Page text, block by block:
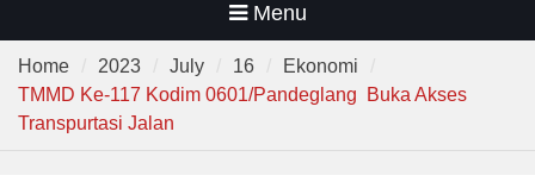
Menu
Home 2023 July 16
Ekonomi
TMMD Ke-117 Kodim 0601/Pandeglang Buka Akses
Transpurtasi Jalan